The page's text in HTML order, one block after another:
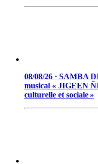
08/08/26 · SAMBA
musical « JIGEEN ÑI
culturelle et sociale »